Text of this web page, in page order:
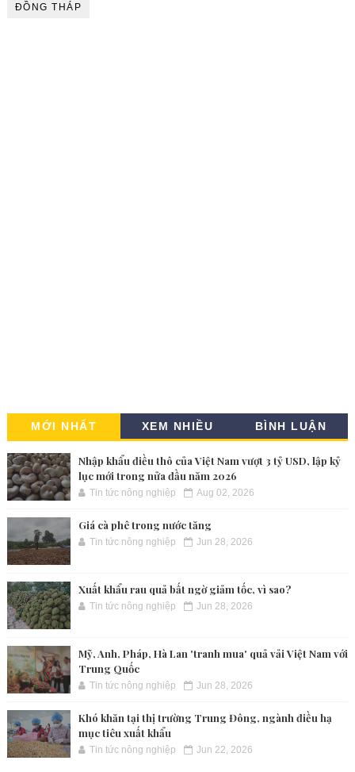
ĐỒNG THÁP
MỚI NHẤT XEM NHIỀU BÌNH LUẬN
Nhập khẩu điều thô của Việt Nam vượt 3 tỷ USD, lập kỷ
lục mới trong nửa đầu năm 2026
Tin tức nông nghiệp Aug 02, 2026
Giá cà phê trong nước tăng
Tin tức nông nghiệp Jun 28, 2026
Xuất khẩu rau quả bất ngờ giảm tốc, vì sao?
Tin tức nông nghiệp Jun 28, 2026
Mỹ, Anh, Pháp, Hà Lan 'tranh mua' quả vải Việt Nam với
Trung Quốc
Tin tức nông nghiệp Jun 28, 2026
Khó khăn tại thị trường Trung Đông, ngành điều hạ
mục tiêu xuất khẩu
Tin tức nông nghiệp Jun 22, 2026